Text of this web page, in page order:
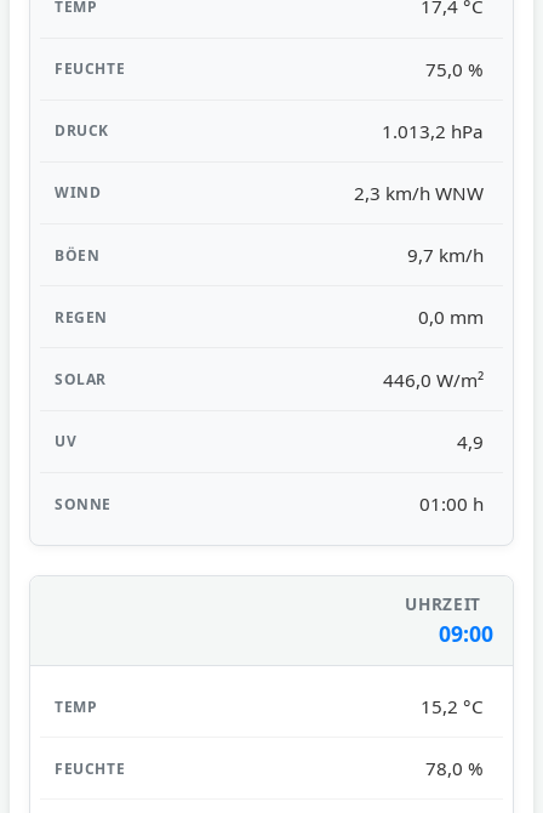
17,4 °C
75,0 %
1.013,2 hPa
2,3 km/h WNW
9,7 km/h
0,0 mm
446,0 W/m²
4,9
01:00 h
09:00
15,2 °C
78,0 %